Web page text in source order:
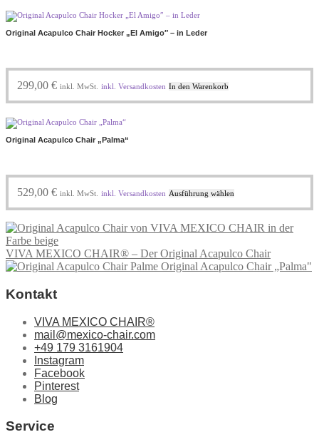
Optionen
der
Original Acapulco Chair Hocker „El Amigo″ – in Leder
299,00 € inkl. MwSt. inkl. Versandkosten In den Warenkorb
Original Acapulco Chair „Palma“
529,00 € inkl. MwSt. inkl. Versandkosten Ausführung wählen
mehrere
auf.
Die
VIVA MEXICO CHAIR® – Der Original Acapulco Chair
Original Acapulco Chair „Palma"
Kontakt
VIVA MEXICO CHAIR®
mail@mexico-chair.com
+49 179 3161904
Instagram
Facebook
Pinterest
Blog
Service